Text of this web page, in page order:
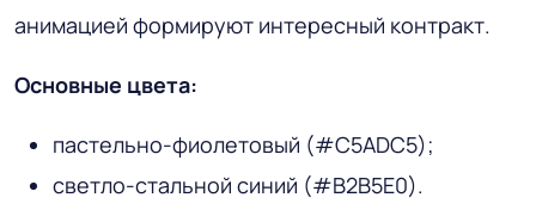
анимацией формируют интересный контракт.
Основные цвета:
пастельно-фиолетовый (#C5ADC5);
светло-стальной синий (#B2B5E0).